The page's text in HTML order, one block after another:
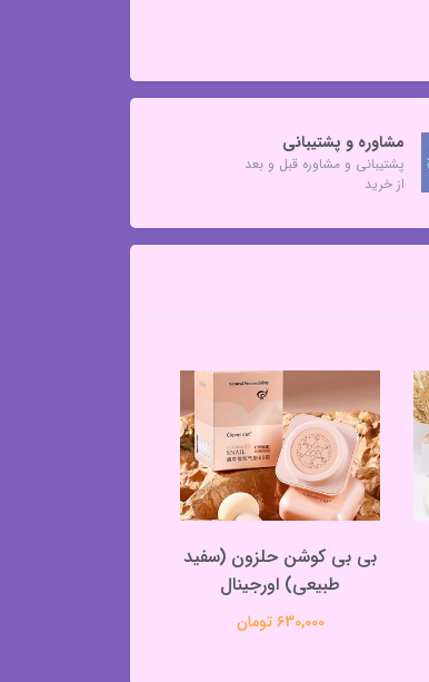
مشاوره و پشتیبانی
پشتیبانی و مشاوره قبل و بعد
از خرید
بی بی کوشن حلزون (سفید
طبیعی) اورجینال
630,000 تومان